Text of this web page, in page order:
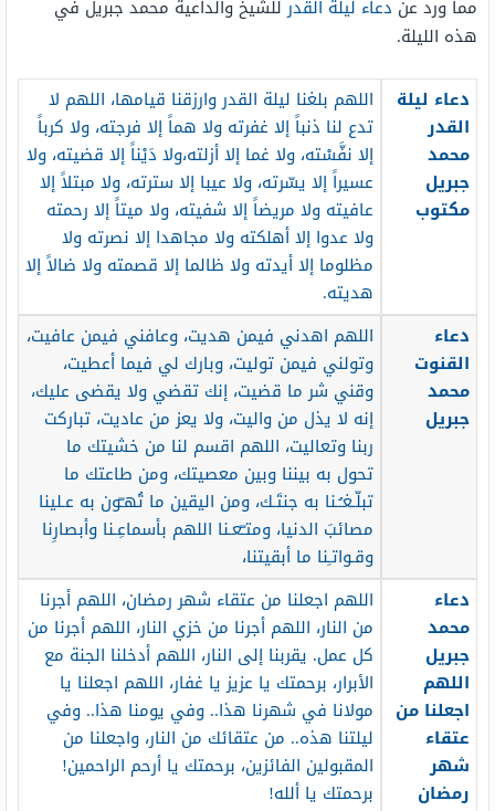
مما ورد عن دعاء ليلة القدر للشيخ والداعية محمد جبريل في
هذه الليلة.
دعاء ليلة
القدر
محمد
جبريل
مكتوب
اللهم بلغنا ليلة القدر وارزقنا قيامها، اللهم لا
تدع لنا ذنباً إلا غفرته ولا هماً إلا فرجته، ولا كرباً
إلا نفَّسْته، ولا غما إلا أزلته،ولا دَيْناً إلا قضيته، ولا
عسيراً إلا يسّرته، ولا عيبا إلا سترته، ولا مبتلاً إلا
عافيته ولا مريضاً إلا شفيته، ولا ميتاً إلا رحمته
ولا عدوا إلا أهلكته ولا مجاهدا إلا نصرته ولا
مظلوما إلا أيدته ولا ظالما إلا قصمته ولا ضالاً إلا
هديته.
دعاء
القنوت
محمد
جبريل
اللهم اهدني فيمن هديت، وعافني فيمن عافيت،
وتولني فيمن توليت، وبارك لي فيما أعطيت،
وقني شر ما قضيت، إنك تقضي ولا يقضى عليك،
إنه لا يذل من واليت، ولا يعز من عاديت، تباركت
ربنا وتعاليت، اللهم اقسم لنا من خشيتك ما
تحول به بيننا وبين معصيتك، ومن طاعتك ما
تبلّـغـُـنا به جنتَـك، ومن اليقين ما تُهـّون به عـلينا
مصائبَ الدنيا، ومتـّعـنا اللهم بأسماعِـنا وأبصارِنا
وقـواتـِنا ما أبقيتنا،
دعاء
محمد
جبريل
اللهم
اجعلنا من
عتقاء
شهر
رمضان
اللهم اجعلنا من عتقاء شهر رمضان، اللهم أجرنا
من النار، اللهم أجرنا من خزي النار، اللهم أجرنا من
كل عمل. يقربنا إلى النار، اللهم أدخلنا الجنة مع
الأبرار، برحمتك يا عزيز يا غفار، اللهم اجعلنا يا
مولانا في شهرنا هذا.. وفي يومنا هذا.. وفي
ليلتنا هذه.. من عتقائك من النار، واجعلنا من
المقبولين الفائزين، برحمتك يا أرحم الراحمين!
برحمتك يا ألله!